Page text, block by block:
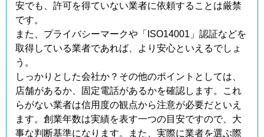
安でも、許可を得ていない業者に依頼することは厳禁
です。
また、プライバシーマークや「ISO14001」認証などを
取得している業者であれば、より安心といえるでしょ
う。
しっかりとした会社か？その他のポイントとしては、
店舗があるか、固定電話があるかを確認します。これ
らがない業者は信用度の観点から注意が必要だといえ
ます。創業年数は実績を表す一つの目安ですので、大
事な判断基準になります。また、実際に業者を選ぶ際